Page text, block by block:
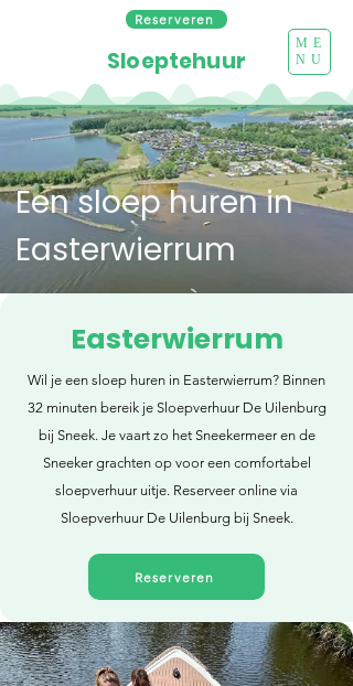
Reserveren
ME
NU
Sloeptehuur
Een sloep huren in
Easterwierrum
Easterwierrum
Wil je een sloep huren in Easterwierrum? Binnen
32 minuten bereik je Sloepverhuur De Uilenburg
bij Sneek. Je vaart zo het Sneekermeer en de
Sneeker grachten op voor een comfortabel
sloepverhuur uitje. Reserveer online via
Sloepverhuur De Uilenburg bij Sneek.
Reserveren